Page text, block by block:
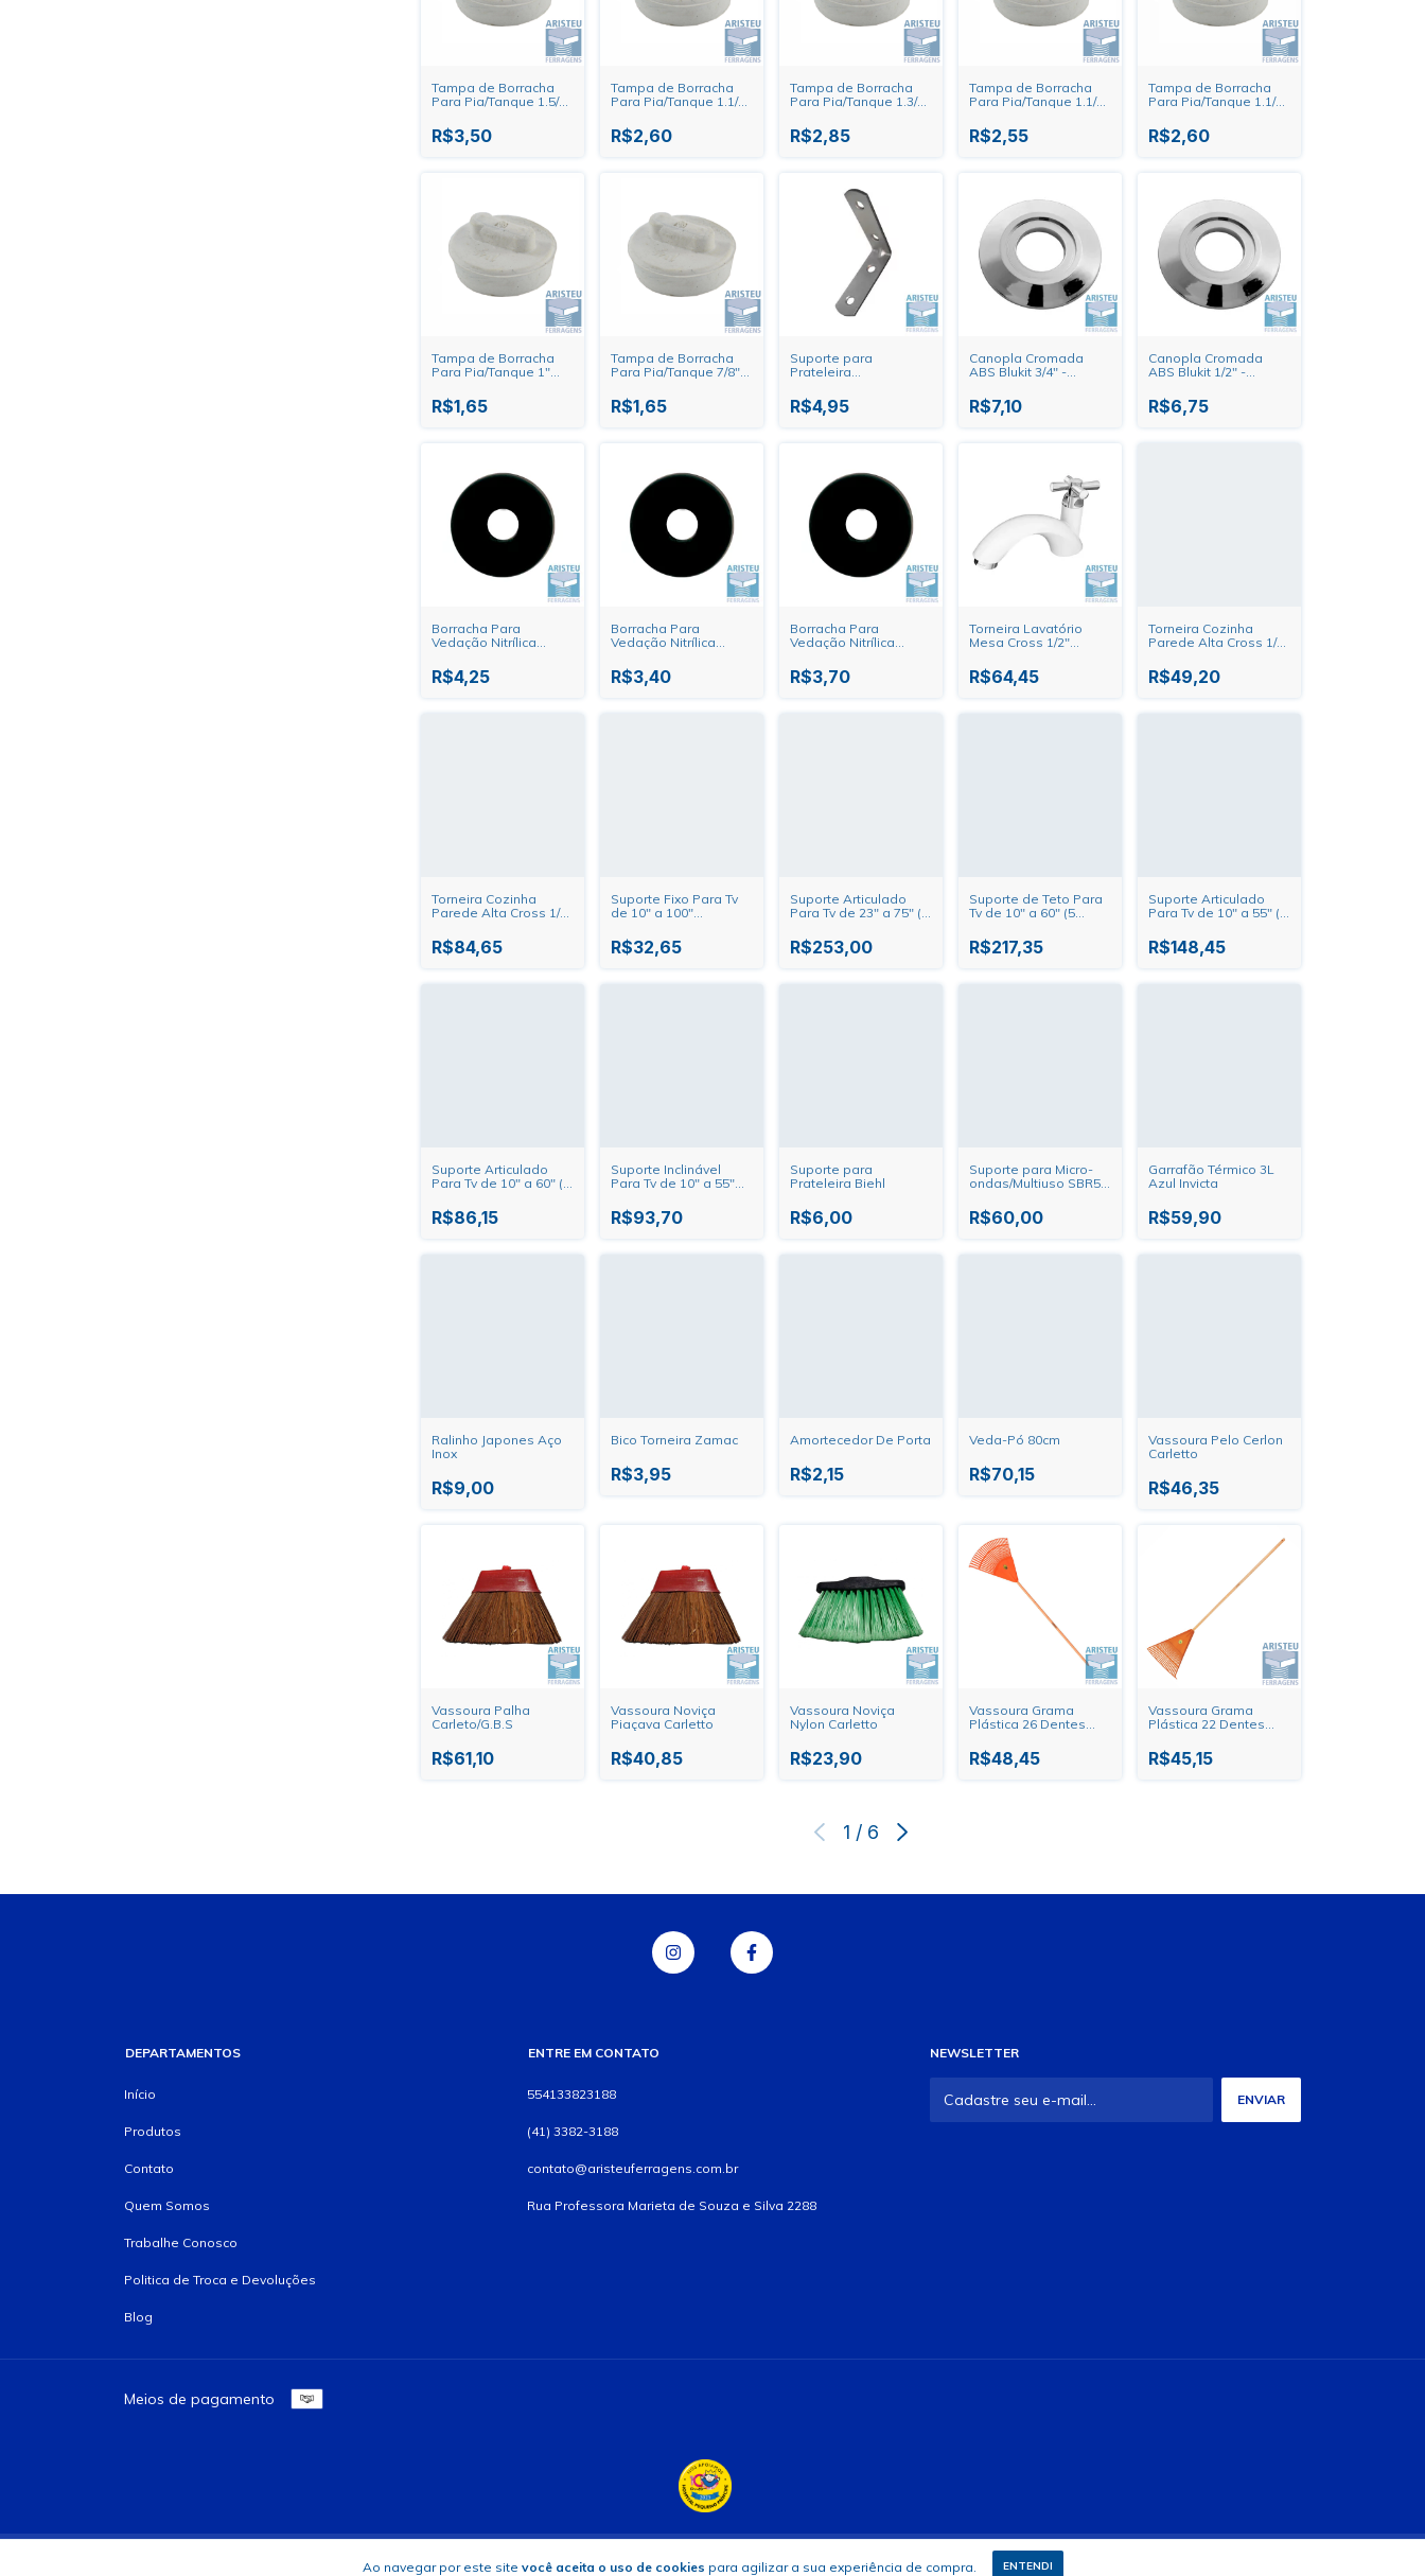
Ao navegar por este site você aceita o uso de cookies para agilizar a sua experiência de compra. ENTENDI
Tampa de Borracha
Para Pia/Tanque 1.5/8"
R$3,50
Tampa de Borracha
Para Pia/Tanque 1.1/2"
R$2,60
Tampa de Borracha
Para Pia/Tanque 1.3/8"
R$2,85
Tampa de Borracha
Para Pia/Tanque 1.1/4"
R$2,55
Tampa de Borracha
Para Pia/Tanque 1.1/8"
R$2,60
Tampa de Borracha
Para Pia/Tanque 1"
R$1,65
Tampa de Borracha
Para Pia/Tanque 7/8"
R$1,65
Suporte para
Prateleira
2.1/2" - C306 FG 2.1/2"
R$4,95
Canopla Cromada
ABS Blukit 3/4" -
R$7,10
Canopla Cromada
ABS Blukit 1/2" -
R$6,75
Borracha Para
Vedação Nitrílica
R$4,25
Borracha Para
Vedação Nitrílica
420
R$3,40
Borracha Para
Vedação Nitrílica
45
R$3,70
Torneira Lavatório
Mesa Cross 1/2"
R$64,45
Torneira Cozinha
Parede Alta Cross 1/2"
R$49,20
Torneira Cozinha
Parede Alta Cross 1/2"
R$84,65
Suporte Fixo Para Tv
de 10" a 100"
R$32,65
Suporte Articulado
Para Tv de 23" a 75" (4
Brasforma
R$253,00
Suporte de Teto Para
Tv de 10" a 60" (5
Brasforma
R$217,35
Suporte Articulado
Para Tv de 10" a 55" (4
Brasforma
R$148,45
Suporte Articulado
Para Tv de 10" a 60" (3
Brasforma
R$86,15
Suporte Inclinável
Para Tv de 10" a 55"
R$93,70
Suporte para
Prateleira Biehl
R$6,00
Suporte para Micro-
ondas/Multiuso SBR5.0
R$60,00
Garrafão Térmico 3L
Azul Invicta
R$59,90
Ralinho Japones Aço
Inox
R$9,00
Bico Torneira Zamac
R$3,95
Amortecedor De Porta
R$2,15
Veda-Pó 80cm
R$70,15
Vassoura Pelo Cerlon
Carletto
R$46,35
Vassoura Palha
Carleto/G.B.S
R$61,10
Vassoura Noviça
Piaçava Carletto
R$40,85
Vassoura Noviça
Nylon Carletto
R$23,90
Vassoura Grama
Plástica 26 Dentes
R$48,45
Vassoura Grama
Plástica 22 Dentes
R$45,15
1 / 6
DEPARTAMENTOS
Início
Produtos
Contato
Quem Somos
Trabalhe Conosco
Politica de Troca e Devoluções
Blog
ENTRE EM CONTATO
554133823188
(41) 3382-3188
contato@aristeuferragens.com.br
Rua Professora Marieta de Souza e Silva 2288
NEWSLETTER
Meios de pagamento